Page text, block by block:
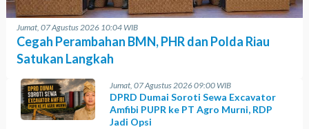
Jumat, 07 Agustus 2026 10:04 WIB
Cegah Perambahan BMN, PHR dan Polda Riau
Satukan Langkah
Jumat, 07 Agustus 2026 09:00 WIB
DPRD Dumai Soroti Sewa Excavator
Amfibi PUPR ke PT Agro Murni, RDP
Jadi Opsi